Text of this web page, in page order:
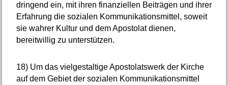
dringend ein, mit ihren finanziellen Beiträgen und ihrer
Erfahrung die sozialen Kommunikationsmittel, soweit
sie wahrer Kultur und dem Apostolat dienen,
bereitwillig zu unterstützen.
18)Um das vielgestaltige Apostolatswerk der Kirche
auf dem Gebiet der sozialen Kommunikationsmittel